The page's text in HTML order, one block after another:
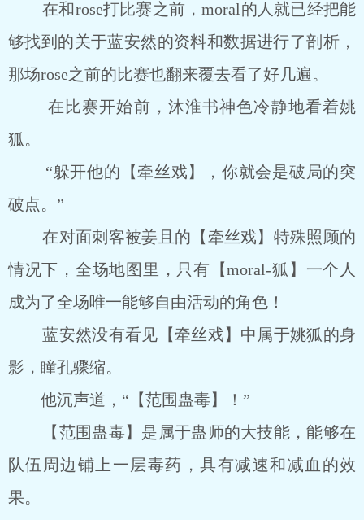
在和rose打比赛之前，moral的人就已经把能
够找到的关于蓝安然的资料和数据进行了剖析，
那场rose之前的比赛也翻来覆去看了好几遍。
在比赛开始前，沐淮书神色冷静地看着姚
狐。
“躲开他的【牵丝戏】，你就会是破局的突
破点。”
在对面刺客被姜且的【牵丝戏】特殊照顾的
情况下，全场地图里，只有【moral-狐】一个人
成为了全场唯一能够自由活动的角色！
蓝安然没有看见【牵丝戏】中属于姚狐的身
影，瞳孔骤缩。
他沉声道，“【范围蛊毒】！”
【范围蛊毒】是属于蛊师的大技能，能够在
队伍周边铺上一层毒药，具有减速和减血的效
果。